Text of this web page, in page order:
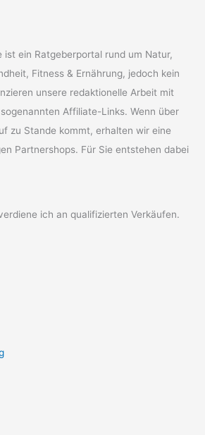
ist ein Ratgeberportal rund um Natur,
Fitness & Ernährung, jedoch kein
unsere redaktionelle Arbeit mit
Affiliate-Links. Wenn über
zu Stande kommt, erhalten wir eine
Partnershops. Für Sie entstehen dabei
ich an qualifizierten Verkäufen.